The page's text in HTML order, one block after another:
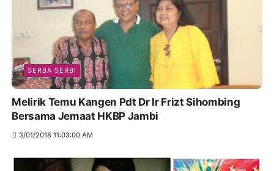
SERBA SERBI
Melirik Temu Kangen Pdt Dr Ir Frizt Sihombing
Bersama Jemaat HKBP Jambi
3/01/2018 11:03:00 AM